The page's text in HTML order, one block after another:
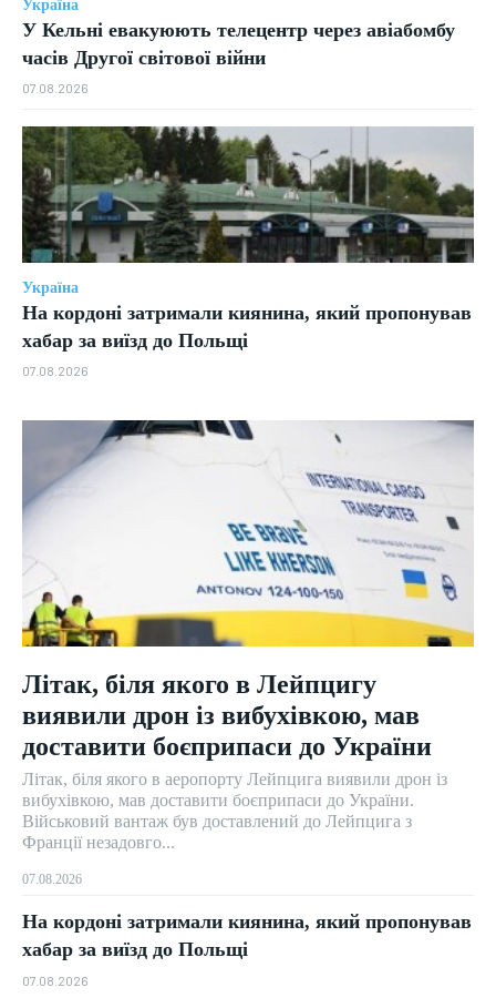
Україна
У Кельні евакуюють телецентр через авіабомбу
часів Другої світової війни
07.08.2026
Україна
На кордоні затримали киянина, який пропонував
хабар за виїзд до Польщі
07.08.2026
Літак, біля якого в Лейпцигу
виявили дрон із вибухівкою, мав
доставити боєприпаси до України
Літак, біля якого в аеропорту Лейпцига виявили дрон із
вибухівкою, мав доставити боєприпаси до України.
Військовий вантаж був доставлений до Лейпцига з
Франції незадовго...
07.08.2026
На кордоні затримали киянина, який пропонував
хабар за виїзд до Польщі
07.08.2026